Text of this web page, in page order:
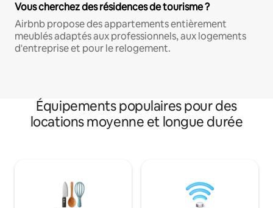
Vous cherchez des résidences de tourisme ?
Airbnb propose des appartements entièrement
meublés adaptés aux professionnels, aux logements
d'entreprise et pour le relogement.
Équipements populaires pour des
locations moyenne et longue durée